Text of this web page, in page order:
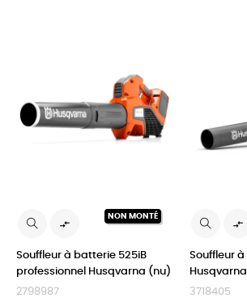
NON MONTÉ

Souffleur à batterie 525iB
professionnel Husqvarna (nu)
2798987

Souffleur
3718405